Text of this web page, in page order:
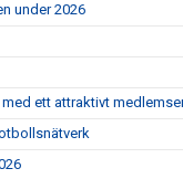
under 2026
ett attraktivt